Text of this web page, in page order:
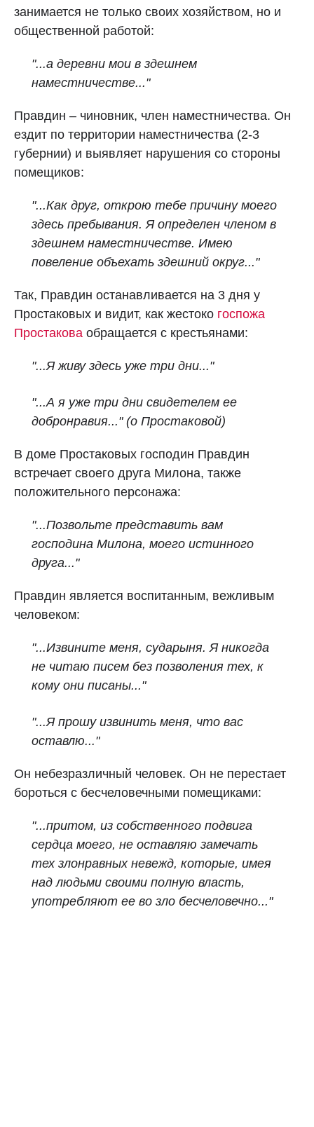
занимается не только своих хозяйством, но и
общественной работой:
"...а деревни мои в здешнем
наместничестве..."
Правдин – чиновник, член наместничества. Он
ездит по территории наместничества (2-3
губернии) и выявляет нарушения со стороны
помещиков:
"...Как друг, открою тебе причину моего
здесь пребывания. Я определен членом в
здешнем наместничестве. Имею
повеление объехать здешний округ..."
Так, Правдин останавливается на 3 дня у
Простаковых и видит, как жестоко госпожа
Простакова обращается с крестьянами:
"...Я живу здесь уже три дни..."
"...А я уже три дни свидетелем ее
добронравия..." (о Простаковой)
В доме Простаковых господин Правдин
встречает своего друга Милона, также
положительного персонажа:
"...Позвольте представить вам
господина Милона, моего истинного
друга..."
Правдин является воспитанным, вежливым
человеком:
"...Извините меня, сударыня. Я никогда
не читаю писем без позволения тех, к
кому они писаны..."
"...Я прошу извинить меня, что вас
оставлю..."
Он небезразличный человек. Он не перестает
бороться с бесчеловечными помещиками:
"...притом, из собственного подвига
сердца моего, не оставляю замечать
тех злонравных невежд, которые, имея
над людьми своими полную власть,
употребляют ее во зло бесчеловечно..."